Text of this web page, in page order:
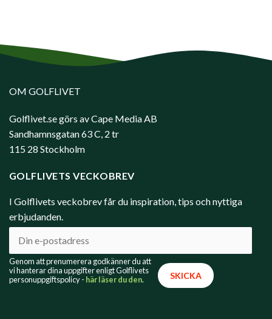
OM GOLFLIVET
Golflivet.se görs av Cape Media AB
Sandhamnsgatan 63 C, 2 tr
115 28 Stockholm
GOLFLIVETS VECKOBREV
I Golflivets veckobrev får du inspiration, tips och nyttiga
erbjudanden.
Genom att prenumerera godkänner du att
vi hanterar dina uppgifter enligt Golflivets
personuppgiftspolicy - här läser du den.